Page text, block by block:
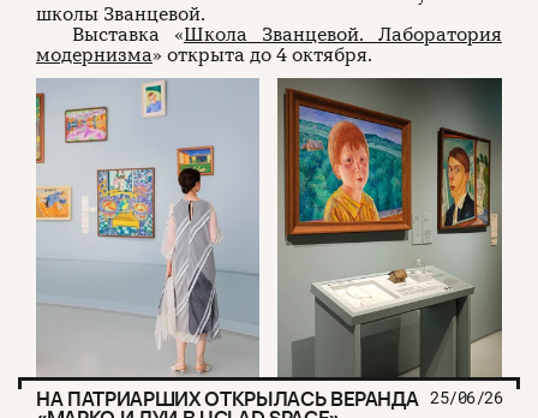
школы Званцевой.
Выставка «Школа Званцевой. Лаборатория
модернизма» открыта до 4 октября.
НА ПАТРИАРШИХ ОТКРЫЛАСЬ ВЕРАНДА 25/06/26